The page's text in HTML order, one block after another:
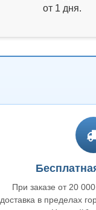
от 1 дня.
При заказе от 20
доставка в пределах